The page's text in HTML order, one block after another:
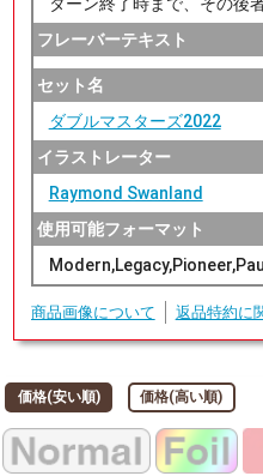
フレーバーテキスト
セット名
ダブルマスターズ2022
イラストレーター
Raymond Swanland
使用可能フォーマット
商品画像について 返品特約に
価格(安い順) 価格(高い順)